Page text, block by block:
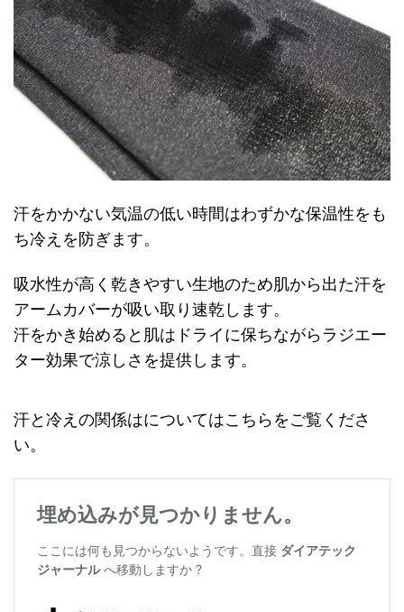
汗をかかない気温の低い時間はわずかな保温性をも
ち冷えを防ぎます。
吸水性が高く乾きやすい生地のため肌から出た汗を
アームカバーが吸い取り速乾します。
汗をかき始めると肌はドライに保ちながらラジエー
ター効果で涼しさを提供します。
汗と冷えの関係はについてはこちらをご覧くださ
い。